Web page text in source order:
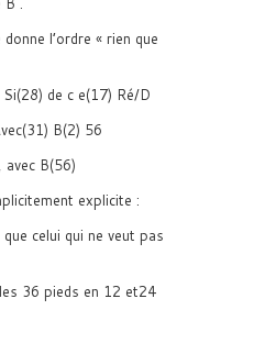
l’ordre « rien que
de c e(17) Ré/D
B(2) 56
B(56)
explicite :
celui qui ne veut pas
36 pieds en 12 et24